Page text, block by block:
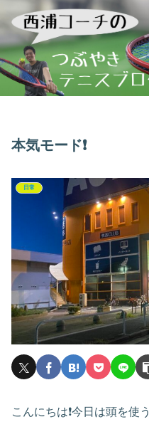
本気モード❗️
日常
こんにちは❗️今日は頭を